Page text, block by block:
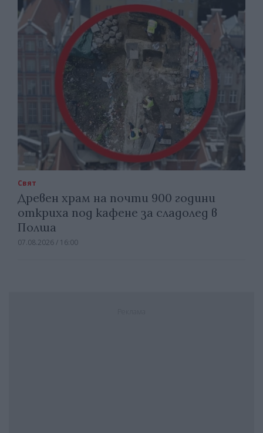
Свят
Древен храм на почти 900 години
откриха под кафене за сладолед в
Полша
07.08.2026 / 16:00